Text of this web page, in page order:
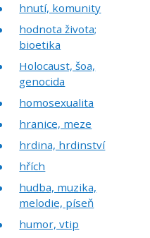
hnutí, komunity
hodnota života;
bioetika
Holocaust, šoa,
genocida
homosexualita
hranice, meze
hrdina, hrdinství
hřích
hudba, muzika,
melodie, píseň
humor, vtip